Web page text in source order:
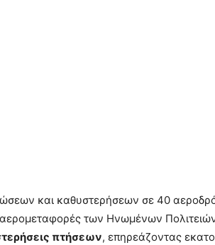
και καθυστερήσεων σε 40
των Ηνωμένων
πτήσεων, επηρεάζοντας